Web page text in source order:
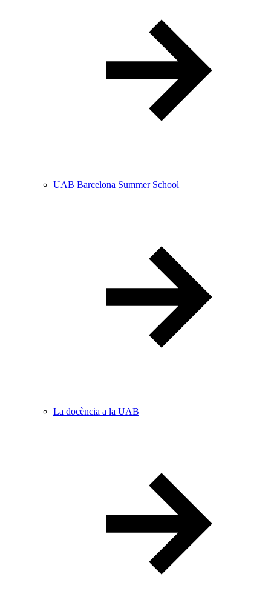
UAB Barcelona Summer School
La docència a la UAB